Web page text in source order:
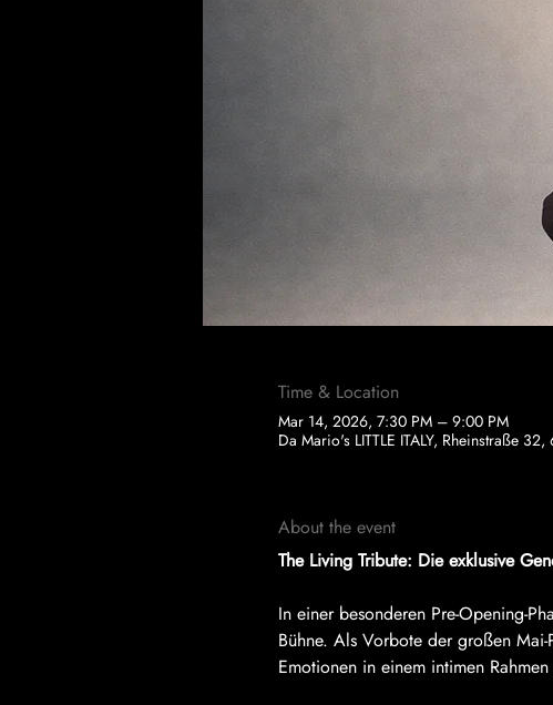
Time & Location
Mar 14, 2026, 7:30 PM – 9:00 PM
Da Mario's LITTLE ITALY, Rheinstraße
About the event
The Living Tribute: Die exklusive
In einer besonderen Pre-Opening-
Bühne. Als Vorbote der großen
Emotionen in einem intimen